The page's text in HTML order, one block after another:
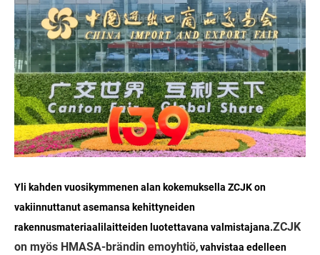
Yli kahden vuosikymmenen alan kokemuksella ZCJK on
vakiinnuttanut asemansa kehittyneiden
rakennusmateriaalilaitteiden luotettavana valmistajana.ZCJK
on myös HMASA-brändin emoyhtiö, vahvistaa edelleen